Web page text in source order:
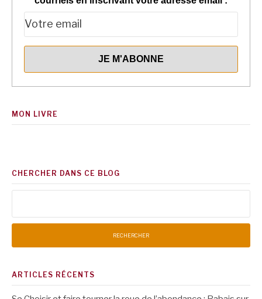
MON LIVRE
CHERCHER DANS CE BLOG
ARTICLES RÉCENTS